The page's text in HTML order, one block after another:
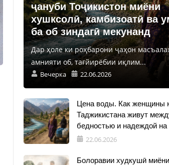
ҷануби Тоҷикистон миёни
хушксолӣ, камбизоатӣ ва
ба об зиндагӣ мекунанд
Дар ҳоле ки роҳбарони ҷаҳон
амнияти об, тағйирёбии иқлим...
Вечерка 22.06.2026
Цена воды. Как женщины
Таджикистана живут
бедностью и надеждой на
22.06.2026
Болоравии худкушӣ